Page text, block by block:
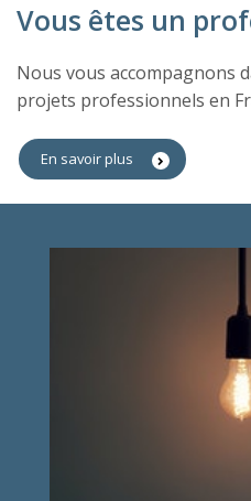
Vous êtes un
Nous vous accompagnons
projets professionnels en
En savoir plus